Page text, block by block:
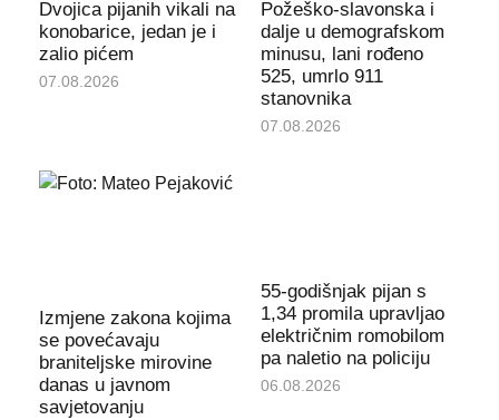
Dvojica pijanih vikali na
konobarice, jedan je i
zalio pićem
07.08.2026
Požeško-slavonska i
dalje u demografskom
minusu, lani rođeno
525, umrlo 911
stanovnika
07.08.2026
Izmjene zakona kojima
se povećavaju
braniteljske mirovine
danas u javnom
savjetovanju
55-godišnjak pijan s
1,34 promila upravljao
električnim romobilom
pa naletio na policiju
06.08.2026